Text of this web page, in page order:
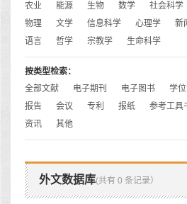
农业
能源 生物 数学 社会科学
物理
文学 信息科学 心理学 新
语言
哲学 宗教学 生命科学
按类型检索：
全部文献
电子期刊 电子图书 学
报告
会议 专利 报纸 参考工具
资讯
其他
外文数据库(共有 0 条记录）